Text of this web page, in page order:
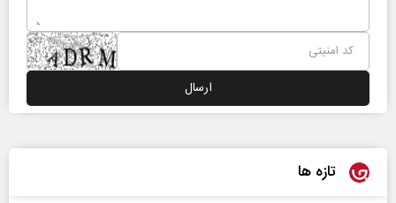
تازه ها